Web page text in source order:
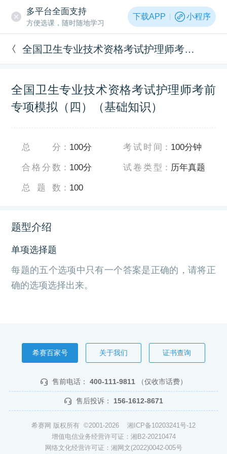
多平台全面支持
方便选课，随时随地学习
下载APP 小程序
全国卫生专业技术资格考试护理师考前专项模拟（四）（基础知识）
全国卫生专业技术资格考试护理师考前
专项模拟（四）（基础知识）
总分 ： 100分
合格分数 ： 100分
总题数 ： 100
考试时间 ： 100分钟
试卷类型 ： 历年真题
题型介绍
单项选择题
每题的五个选项中只有一个答案是正确的，请将正
确的选项选择出来。
希赛百家号 关于我们 证书查询
售前电话： 400-111-9811 （仅收市话费）
售后投诉： 156-1612-8671
希赛网 版权所有 ©2001-2026 湘ICP备10203241号-12
增值电信业务经营许可证：湘B2-20210474
网络文化经营许可证：湘网文(2022)0042-005号